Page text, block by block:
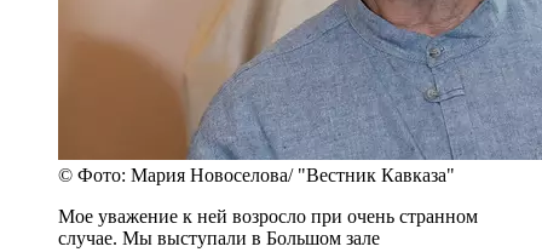
© Фото: Мария Новоселова/ "Вестник Кавказа"
Мое уважение к ней возросло при очень странном
случае. Мы выступали в Большом зале